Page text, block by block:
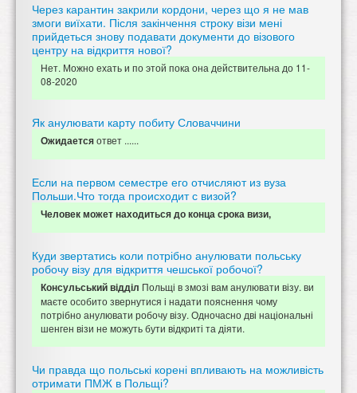
Через карантин закрили кордони, через що я не мав
змоги виїхати. Після закінчення строку візи мені
прийдеться знову подавати документи до візового
центру на відкриття нової?
Нет. Можно ехать и по этой пока она действительна до 11-
08-2020
Як анулювати карту побиту Словаччини
Ожидаетсяответ ......
Если на первом семестре его отчисляют из вуза
Польши.Что тогда происходит с визой?
Человек может находиться до конца срока визи,
Куди звертатись коли потрібно анулювати польську
робочу візу для відкриття чешської робочої?
Консульський відділ Польщі в змозі вам анулювати візу. ви
маєте особито звернутися і надати пояснення чому
потрібно анулювати робочу візу. Одночасно дві національні
шенген візи не можуть бути відкриті та діяти.
Чи правда що польські корені впливають на можливість
отримати ПМЖ в Польщі?